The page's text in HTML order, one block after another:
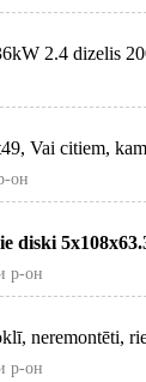
2.4 dizelis
46 Kseno
Vai citiem,
4gab.
он
diski
ar riep
р-он
neremontēti,
2
р-он